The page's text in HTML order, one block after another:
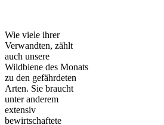
Wie viele ihrer
Verwandten, zählt
auch unsere
Wildbiene des Monats
zu den gefährdeten
Arten. Sie braucht
unter anderem
extensiv
bewirtschaftete